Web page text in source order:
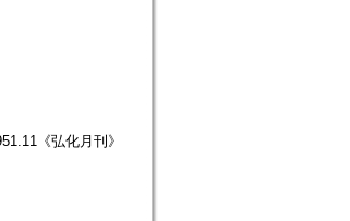
《弘化月刊》